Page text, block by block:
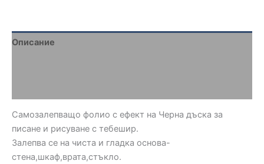
Описание
Самозалепващо фолио с ефект на Черна дъска за
писане и рисуване с тебешир.
Залепва се на чиста и гладка основа-
стена,шкаф,врата,стъкло.